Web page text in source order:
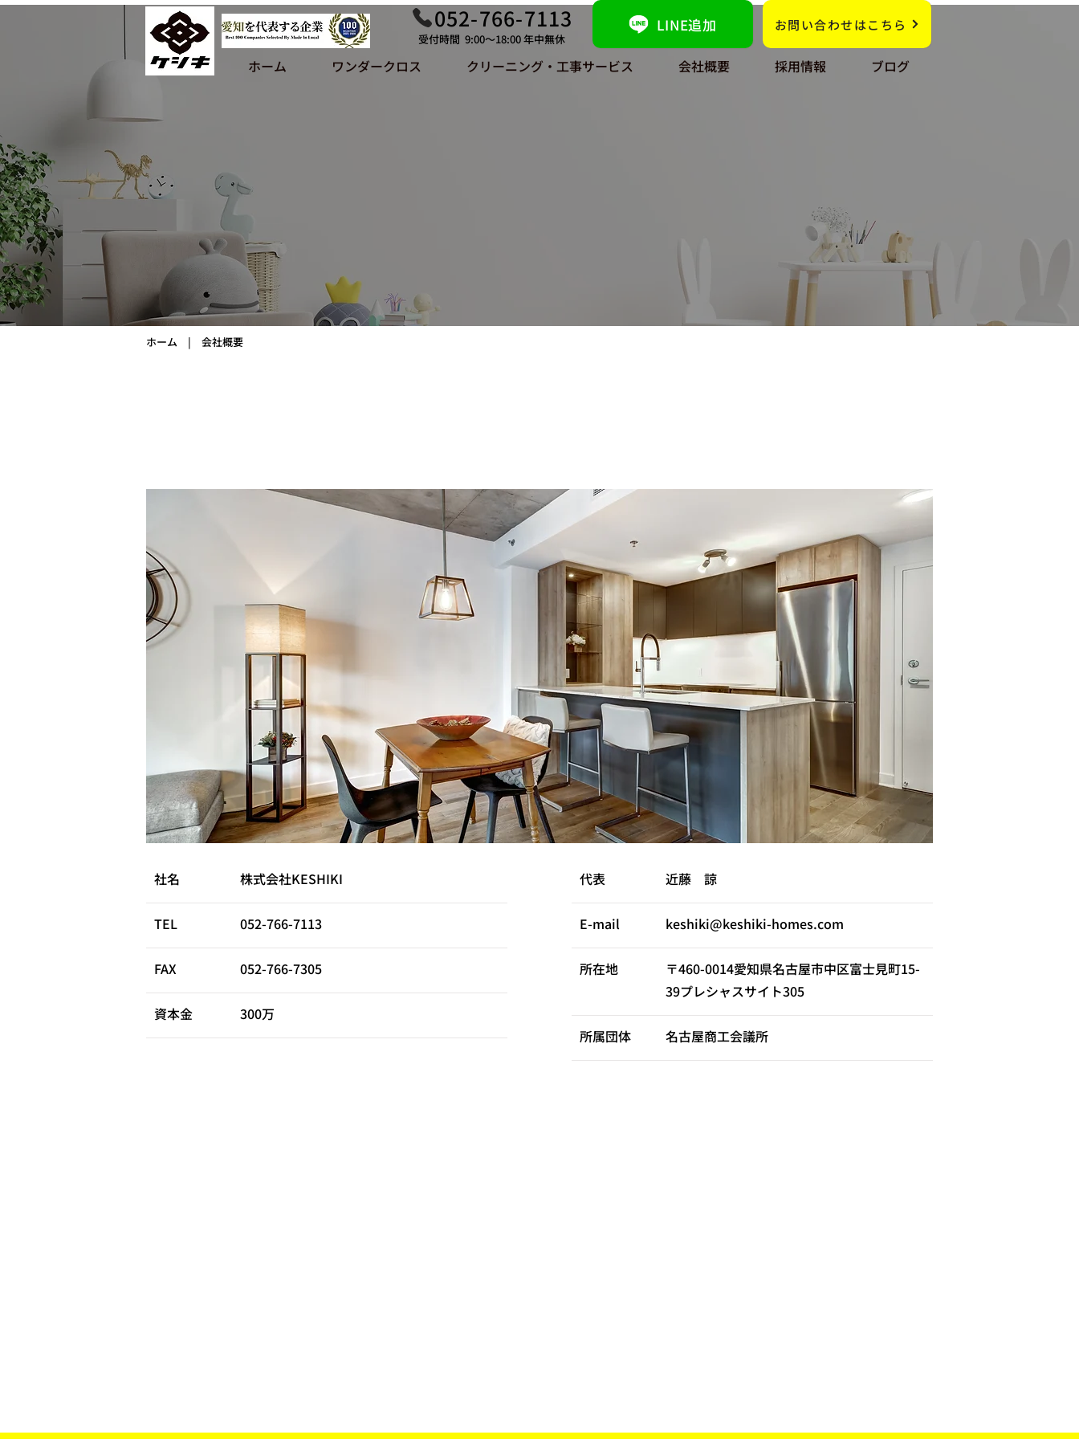
受付時間 9:00～18:00 年中無休
052-766-7113 LINE追加 お問い合わせはこちら
ホーム ワンダークロス クリーニング・工事サービス 会社概要 採用情報 ブログ
ホーム | 会社概要
社名 ​株式会社KESHIKI
TEL 052-766-7113
​FAX 052-766-7305
資本金 300万
​代表 近藤 諒
E-mail keshiki@keshiki-homes.com
所在地
〒460-0014愛知県名古屋市中区富士見町15-
39プレシャスサイト305
所属団体 名古屋商工会議所